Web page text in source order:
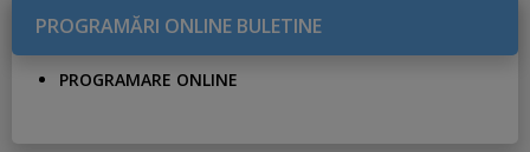
PROGRAMĂRI ONLINE BULETINE
PROGRAMARE ONLINE